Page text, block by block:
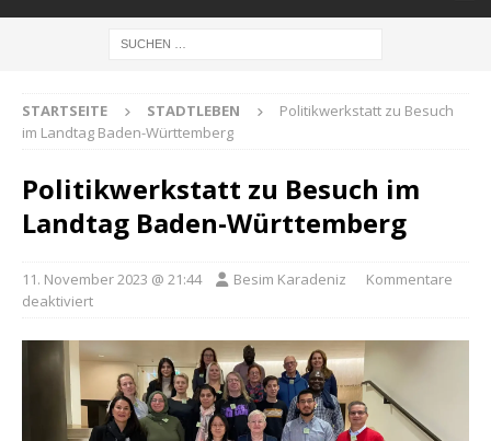
STARTSEITE STADTLEBEN
Politikwerkstatt zu Besuch
im Landtag Baden-Württemberg
Politikwerkstatt zu Besuch im
Landtag Baden-Württemberg
11. November 2023 @ 21:44 Besim Karadeniz
Kommentare
deaktiviert